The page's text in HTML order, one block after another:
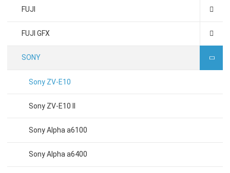
FUJI
FUJI GFX
SONY
Sony ZV-E10
Sony ZV-E10 II
Sony Alpha a6100
Sony Alpha a6400